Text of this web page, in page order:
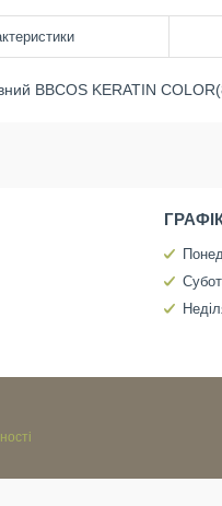
BBCOS KERATIN